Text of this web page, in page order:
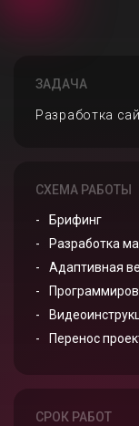
ЗАДАЧА
Разработка
СХЕМА РАБОТЫ
Брифинг
Разработка
Адаптивная
Перенос
СРОК РАБОТ